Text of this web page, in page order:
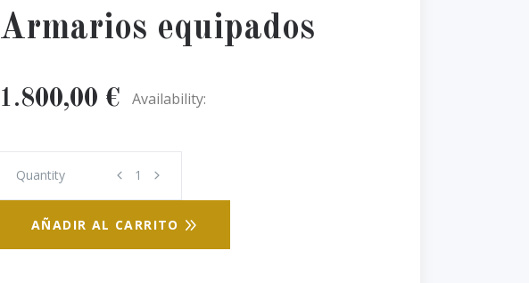
Armarios equipados
1.800,00 € Availability:
Quantity
Quantity
AÑADIR AL CARRITO